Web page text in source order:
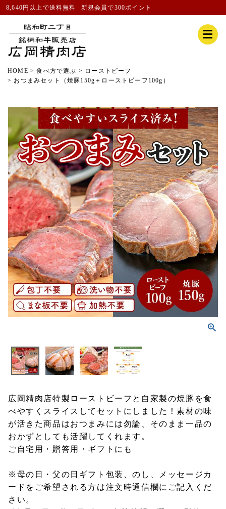
8,640円以上で送料無料 新規会員で300ポイント
HOME 食べ方で選ぶ
ローストビーフ
おつまみセット（焼豚150g＋ローストビーフ100g）
広岡精肉店特製ローストビーフと自家製の焼豚を食
べやすくスライスしてセットにしました！素材の味
が活きた商品はおつまみには勿論、そのまま一品の
おかずとしても活躍してくれます。
ご自宅用・贈答用・ギフトにも
※母の日・父の日ギフト包装、のし、メッセージカ
ードをご希望される方は注文時通信欄にご記入くだ
さい。